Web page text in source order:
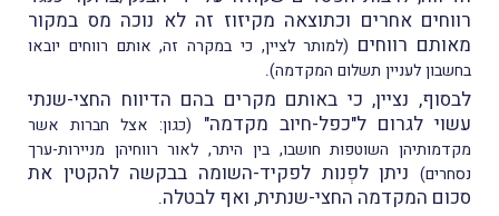
רווחים אחרים וכתוצאה מקיזוז זה לא נוכה מס במקור
מאותם רווחים (למותר לציין, כי במקרה זה, אותם רווחים יובאו
בחשבון לעניין תשלום המקדמה).
לבסוף, נציין, כי באותם מקרים בהם הדיווח החצי-שנתי
עשוי לגרום ל"כפל-חיוב מקדמה"
(כגון: אצל חברות אשר
מקדמותיהן השוטפות חושבו, בין היתר, לאור רווחיהן מניירות-ערך
נסחרים) ניתן לפְנות לפקיד-השומה בבקשה להקטין את
סכום המקדמה החצי-שנתית, ואף לבטלה.